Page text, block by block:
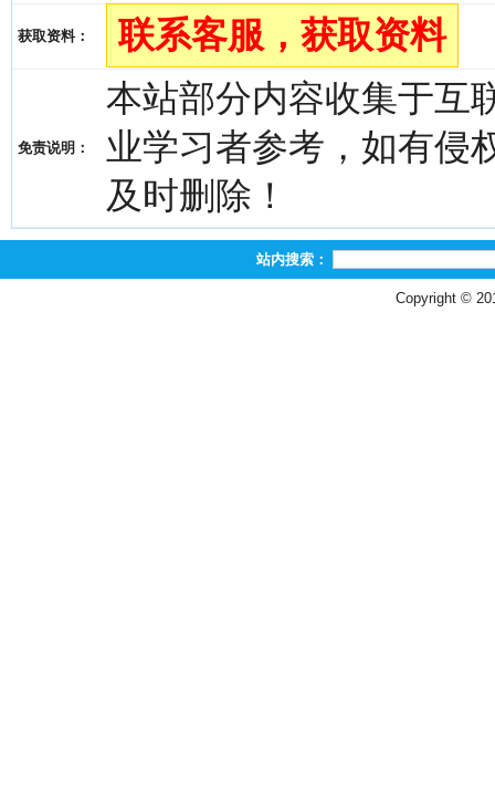
获取资料： 联系客服，获取资料
免责说明：
本站部分内容收集于互
业学习者参考，如有侵
及时删除！
站内搜索：
Copyright ©